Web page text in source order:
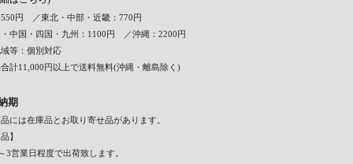
円 ／東北・中部・近畿：770円
中国・四国・九州：1100円 ／沖縄：2200円
等：個別対応
計11,000円以上で送料無料(沖縄・離島除く)
期
には在庫品とお取り寄せ品があります。
】
3営業日程度で出荷致します。